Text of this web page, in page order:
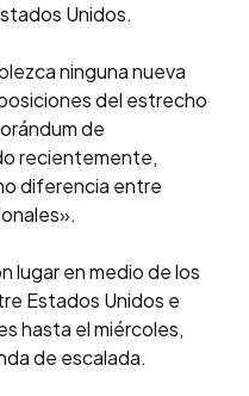
Unidos.
ninguna nueva
del estrecho
de
recientemente,
diferencia entre
lugar en medio de los
Estados Unidos e
hasta el miércoles,
de escalada.